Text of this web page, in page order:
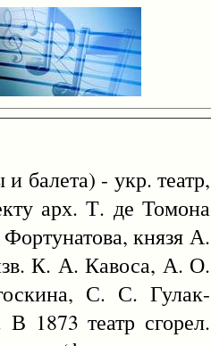
- укр. театр,
арх. Т. де Томона
князя А.
К. А. Кавоса, А. О.
С. С. Гулак-
1873 театр сгорел.